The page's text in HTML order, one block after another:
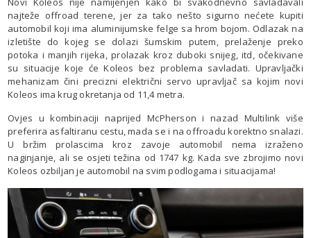
najteže offroad terene, jer za tako nešto sigurno nećete kupiti
automobil koji ima aluminijumske felge sa hrom bojom. Odlazak na
izletište do kojeg se dolazi šumskim putem, prelaženje preko
potoka i manjih rijeka, prolazak kroz duboki snijeg, itd, očekivane
su situacije koje će Koleos bez problema savladati. Upravljački
mehanizam čini precizni električni servo upravljač sa kojim novi
Koleos ima krug okretanja od 11,4 metra.
Ovjes u kombinaciji naprijed McPherson i nazad Multilink više
preferira asfaltiranu cestu, mada se i na offroadu korektno snalazi.
U bržim prolascima kroz zavoje automobil nema izraženo
naginjanje, ali se osjeti težina od 1747 kg. Kada sve zbrojimo novi
Koleos ozbiljan je automobil na svim podlogama i situacijama!